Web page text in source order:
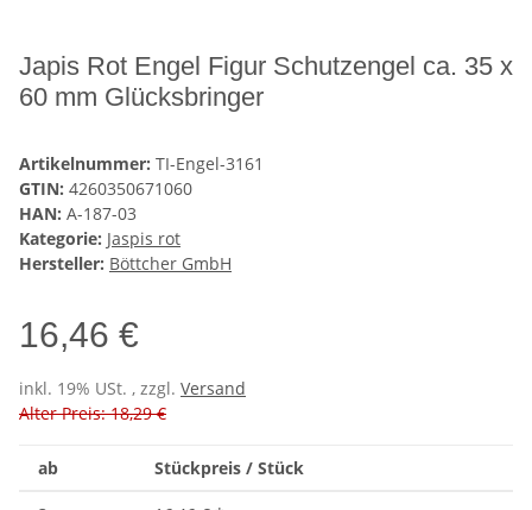
Japis Rot Engel Figur Schutzengel ca. 35 x
60 mm Glücksbringer
Artikelnummer: TI-Engel-3161
GTIN: 4260350671060
HAN: A-187-03
Kategorie: Jaspis rot
Hersteller: Böttcher GmbH
16,46 €
inkl. 19% USt. , zzgl. Versand
Alter Preis: 18,29 €
ab Stückpreis / Stück